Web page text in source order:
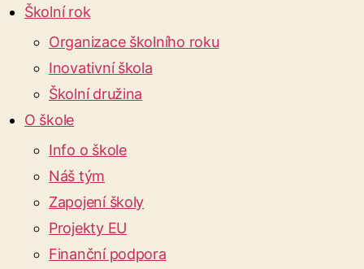
Školní rok
Organizace školního roku
Inovativní škola
Školní družina
O škole
Info o škole
Náš tým
Zapojení školy
Projekty EU
Finanční podpora